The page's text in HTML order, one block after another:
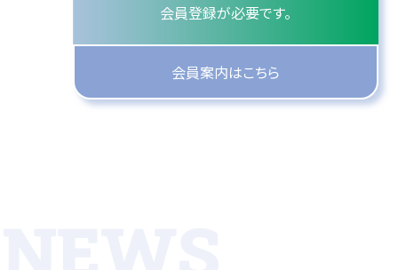
会員登録が必要です。
会員案内はこちら